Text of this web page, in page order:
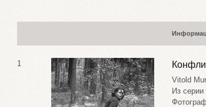
1
Vitold
Из серии